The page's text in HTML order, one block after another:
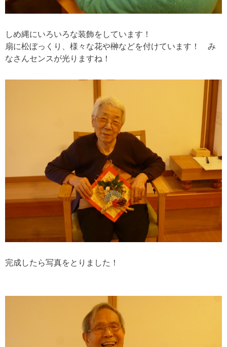
しめ縄にいろいろな装飾をしています！
扇に松ぼっくり、様々な花や榊などを付けています！ み
なさんセンスが光りますね！
完成したら写真をとりました！